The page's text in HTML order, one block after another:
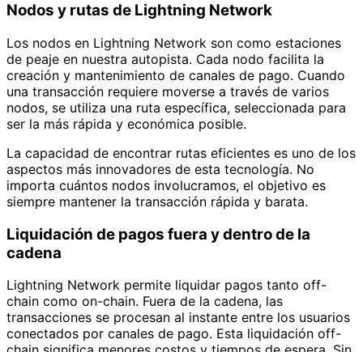
Nodos y rutas de Lightning Network
Los nodos en Lightning Network son como estaciones
de peaje en nuestra autopista. Cada nodo facilita la
creación y mantenimiento de canales de pago. Cuando
una transacción requiere moverse a través de varios
nodos, se utiliza una ruta específica, seleccionada para
ser la más rápida y económica posible.
La capacidad de encontrar rutas eficientes es uno de los
aspectos más innovadores de esta tecnología. No
importa cuántos nodos involucramos, el objetivo es
siempre mantener la transacción rápida y barata.
Liquidación de pagos fuera y dentro de la
cadena
Lightning Network permite liquidar pagos tanto off-
chain como on-chain. Fuera de la cadena, las
transacciones se procesan al instante entre los usuarios
conectados por canales de pago. Esta liquidación off-